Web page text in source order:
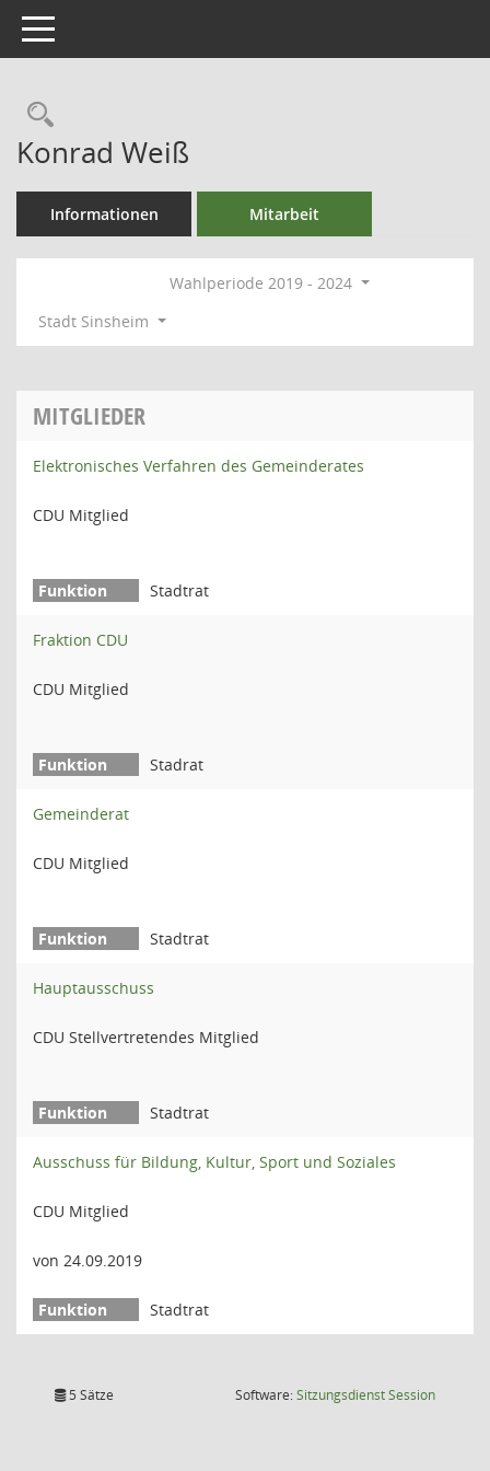
Toggle navigation
Rechercheauswahl
Konrad Weiß
Informationen Mitarbeit
Wahlperiode 2019 - 2024
Stadt Sinsheim
MITGLIEDER
Elektronisches Verfahren des Gemeinderates
CDU Mitglied
Stadtrat
Fraktion CDU
CDU Mitglied
Stadrat
Gemeinderat
CDU Mitglied
Stadtrat
Hauptausschuss
CDU Stellvertretendes Mitglied
Stadtrat
Ausschuss für Bildung, Kultur, Sport und Soziales
CDU Mitglied
von 24.09.2019
Stadtrat
5 Sätze Software:SitzungsdienstSession(Wird in